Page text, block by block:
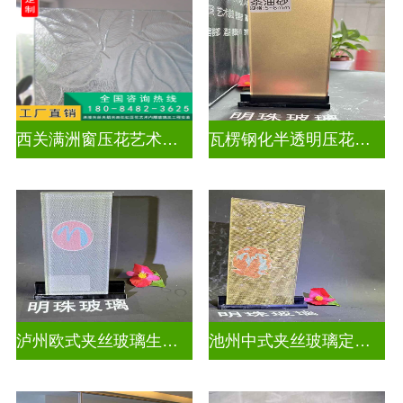
西关满洲窗压花艺术玻璃门窗 瓦楞钢化半透明压花玻璃
泸州欧式夹丝玻璃生产厂家地址 池州中式夹丝玻璃定做厂